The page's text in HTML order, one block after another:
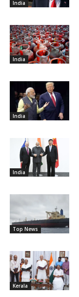
India
India
India
India
Top News
Kerala